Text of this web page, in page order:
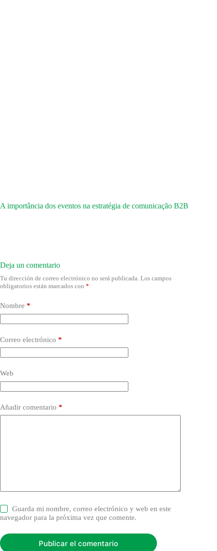
A importância dos eventos na estratégia de comunicação B2B
Deja un comentario
Tu dirección de correo electrónico no será publicada. Los campos
obligatorios están marcados con *
Nombre *
Correo electrónico *
Web
Añadir comentario *
Guarda mi nombre, correo electrónico y web en este
navegador para la próxima vez que comente.
Publicar el comentario